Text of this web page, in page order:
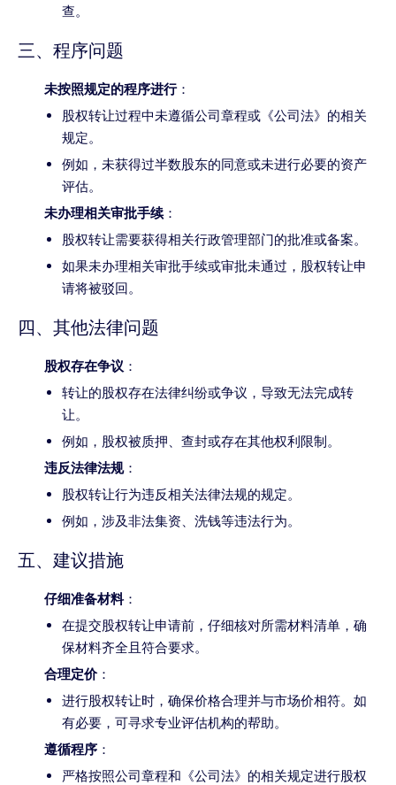
查。
三、程序问题
未按照规定的程序进行：
股权转让过程中未遵循公司章程或《公司法》的相关
规定。
例如，未获得过半数股东的同意或未进行必要的资产
评估。
未办理相关审批手续：
股权转让需要获得相关行政管理部门的批准或备案。
如果未办理相关审批手续或审批未通过，股权转让申
请将被驳回。
四、其他法律问题
股权存在争议 ：
转让的股权存在法律纠纷或争议，导致无法完成转
让。
例如，股权被质押、查封或存在其他权利限制。
违反法律法规：
股权转让行为违反相关法律法规的规定。
例如，涉及非法集资、洗钱等违法行为。
五、建议措施
仔细准备材料：
在提交股权转让申请前，仔细核对所需材料清单，确
保材料齐全且符合要求。
合理定价：
进行股权转让时，确保价格合理并与市场价相符。如
有必要，可寻求专业评估机构的帮助。
遵循程序 ：
严格按照公司章程和《公司法》的相关规定进行股权